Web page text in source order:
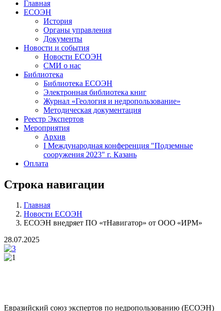
Главная
ЕСОЭН
История
Органы управления
Документы
Новости и события
Новости ЕСОЭН
СМИ о нас
Библиотека
Библиотека ЕСОЭН
Электронная библиотека книг
Журнал «Геология и недропользование»
Методическая документация
Реестр Экспертов
Мероприятия
Архив
I Международная конференция "Подземные
сооружения 2023" г. Казань
Оплата
Строка навигации
Главная
Новости ЕСОЭН
ЕСОЭН внедряет ПО «тНавигатор» от ООО «ИРМ»
28.07.2025
Евразийский союз экспертов по недропользованию (ЕСОЭН)